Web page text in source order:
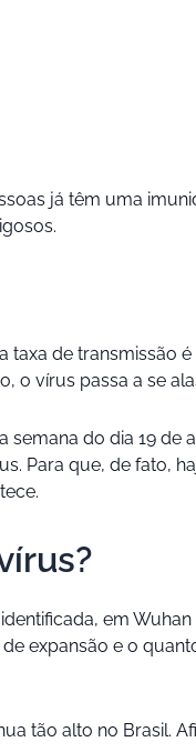
já têm uma
de transmissão
o vírus passa a se
semana do dia 19 de
Para que, de fato,
em Wuhan
expansão e o
tão alto no Brasil.